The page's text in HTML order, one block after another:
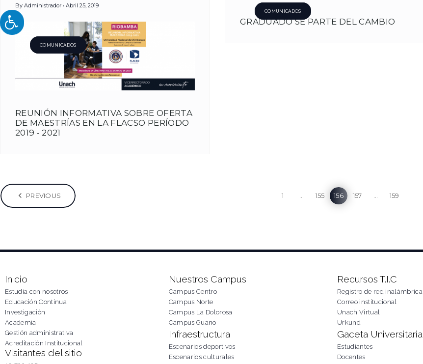
By Administrador Abril 25, 2019
COMUNICADOS
REUNIÓN INFORMATIVA SOBRE OFERTA
DE MAESTRÍAS EN LA FLACSO PERÍODO
2019 - 2021
COMUNICADOS
GRADUADO SÉ PARTE DEL CAMBIO
Posts
pagination
PREVIOUS 1 155 156 157 159
Inicio
Estudia con nosotros
Educación Continua
Investigación
Academia
Gestión administrativa
Acreditación Institucional
Visitantes del sitio
Nuestros Campus
Campus Centro
Campus Norte
Campus La Dolorosa
Campus Guano
Infraestructura
Escenarios deportivos
Escenarios culturales
Recursos T.I.C
Registro de red inalámbrica
Correo institucional
Unach Virtual
Urkund
Gaceta Universitaria
Estudiantes
Docentes